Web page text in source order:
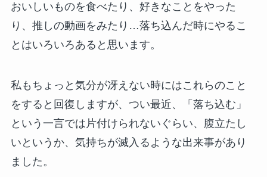
おいしいものを食べたり、好きなことをやった
り、推しの動画をみたり…落ち込んだ時にやるこ
とはいろいろあると思います。
私もちょっと気分が冴えない時にはこれらのこと
をすると回復しますが、つい最近、「落ち込む」
という一言では片付けられないぐらい、腹立たし
いというか、気持ちが滅入るような出来事があり
ました。